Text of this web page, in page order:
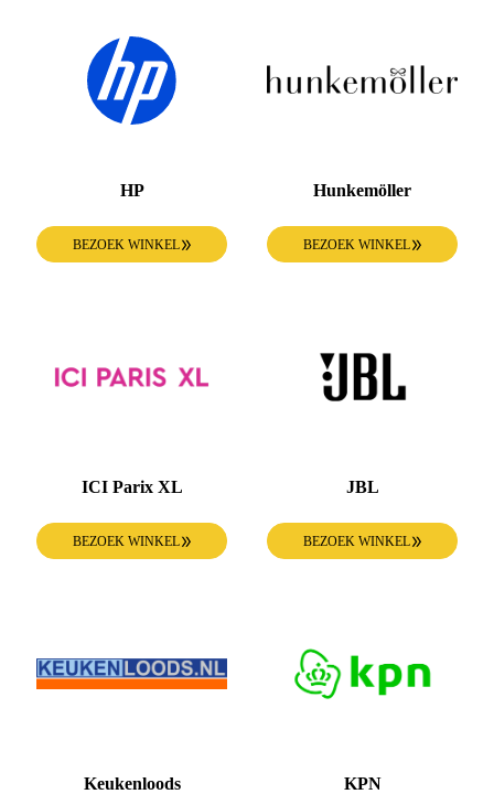
HP
BEZOEK WINKEL
Hunkemöller
BEZOEK WINKEL
ICI Parix XL
BEZOEK WINKEL
JBL
BEZOEK WINKEL
Keukenloods KPN